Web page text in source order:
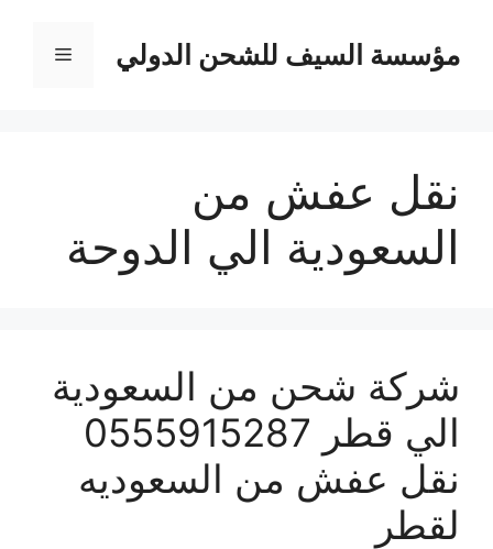
المحتوىمؤسسة السيف للشحن الدولي القائمة
نقل عفش من
السعودية الي الدوحة
شركة شحن من السعودية
الي قطر 0555915287
نقل عفش من السعوديه
لقطر